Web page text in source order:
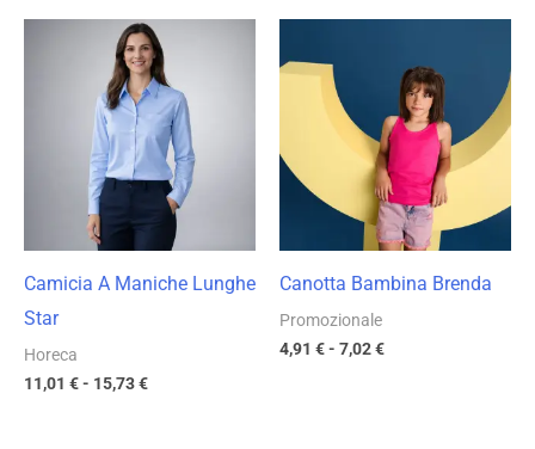
Camicia A Maniche Lunghe
Star
Horeca
11,01 €- 15,73€
Fascia
di
prezzo:
da
11,01 €
a
15,73 €
Canotta Bambina Brenda
Promozionale
4,91 €- 7,02€
prezzo:
da
4,91 €
a
7,02 €